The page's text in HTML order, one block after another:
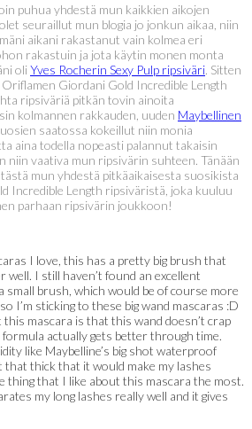
puhua yhdestä mun kaikkien aikojen
seuraillut mun blogia jo jonkun aikaa, niin
aikani rakastanut vain kolmea eri
rakastuin ja jota käytin monen monta
oli Yves Rocherin Sexy Pulp ripsiväri. Sitten
Giordani Gold Incredible Length
ripsiväriä pitkän tovin ainoita
kolmannen rakkauden, uuden Maybellinen
saatossa kokeillut niin monia
aina todella nopeasti palannut takaisin
niin vaativa mun ripsivärin suhteen. Tänään
mun yhdestä pitkäaikaisesta suosikista
Incredible Length ripsiväristä, joka kuuluu
parhaan ripsivärin joukkoon!
I love, this has a pretty big brush that
well. I still haven’t found an excellent
small brush, which would be of course more
I’m sticking to these big wand mascaras :D
mascara is that this wand doesn’t crap
actually gets better through time.
like Maybelline’s big shot waterproof
that thick that it would make my lashes
thing that I like about this mascara the most.
my long lashes really well and it gives